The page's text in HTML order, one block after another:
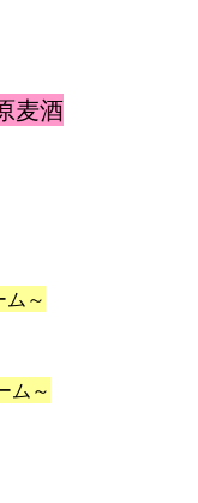
麦酒
～
ム～